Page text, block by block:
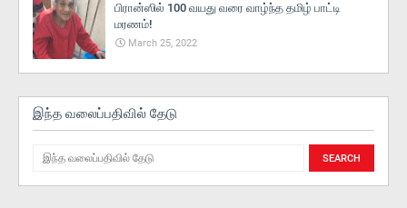
பிரான்ஸில் 100 வயது வரை வாழ்ந்த தமிழ் பாட்டி
மரணம்!
March 25, 2022
இந்த வலைப்பதிவில் தேடு